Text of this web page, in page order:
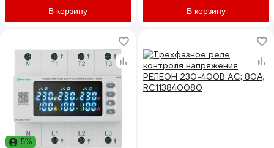
В корзину В корзину
-5%